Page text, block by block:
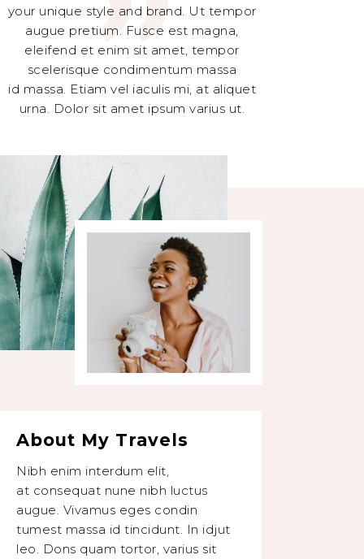
your unique style and brand. Ut tempor
augue pretium. Fusce est magna,
eleifend et enim sit amet, tempor
scelerisque condimentum massa
id massa. Etiam vel iaculis mi, at aliquet
urna. Dolor sit amet ipsum varius ut.
About My Travels
Nibh enim interdum elit,
at consequat nune nibh luctus
augue. Vivamus eges condin
tumest massa id tincidunt. In idjut
leo. Dons quam tortor, varius sit